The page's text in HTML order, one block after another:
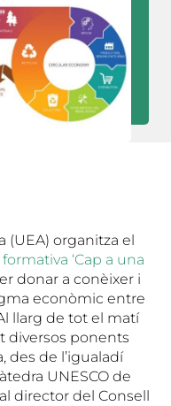
(UEA) organitza el
‘Cap a una
donar a conèixer i
econòmic entre
llarg de tot el matí
diversos ponents
des de l’igualadí
UNESCO de
director del Consell